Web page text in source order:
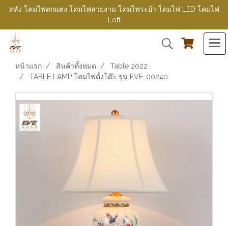
คลัง โคมไฟตกแต่ง โคมไฟสวยงาม โคมไฟระย้า โคมไฟ LED โคมไฟ
Loft
หน้าแรก สินค้าทั้งหมด
Table 2022
TABLE LAMP โคมไฟตั้งโต๊ะ รุ่น EVE-00240